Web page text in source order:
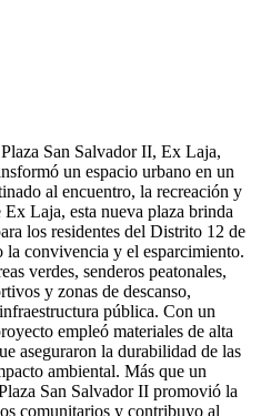
San Salvador II, Ex Laja,
un espacio urbano en un
al encuentro, la recreación y
Laja, esta nueva plaza brinda
los residentes del Distrito 12 de
convivencia y el esparcimiento.
verdes, senderos peatonales,
y zonas de descanso,
pública. Con un
empleó materiales de alta
aseguraron la durabilidad de las
ambiental. Más que un
San Salvador II promovió la
comunitarios y contribuyo al